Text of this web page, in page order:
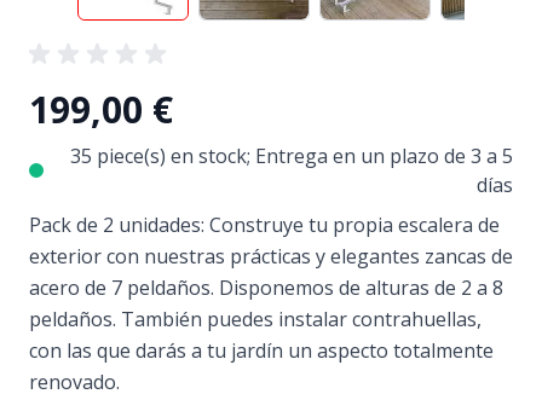
199,00 €
35 piece(s) en stock; Entrega en un plazo de 3 a 5
días
Pack de 2 unidades: Construye tu propia escalera de
exterior con nuestras prácticas y elegantes zancas de
acero de 7 peldaños. Disponemos de alturas de 2 a 8
peldaños. También puedes instalar contrahuellas,
con las que darás a tu jardín un aspecto totalmente
renovado.